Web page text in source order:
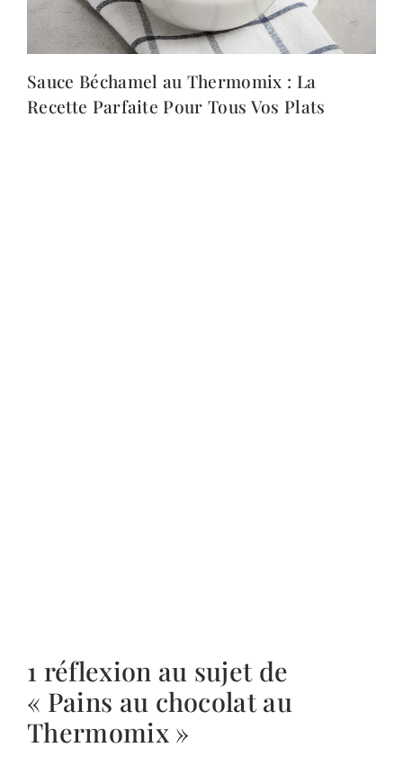
Sauce Béchamel au Thermomix : La
Recette Parfaite Pour Tous Vos Plats
1 réflexion au sujet de
« Pains au chocolat au
Thermomix »